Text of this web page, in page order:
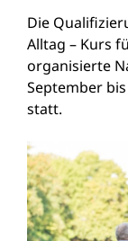
Die
Alltag – Kurs
organisierte
September
statt.